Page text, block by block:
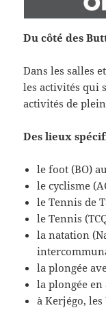
Du côté des
Dans les salles
les activités qui
activités de
Des lieux
le foot (BO)
le cyclisme
le Tennis de
le Tennis
la natation
la plongée
la plongée en
à Kerjégo,